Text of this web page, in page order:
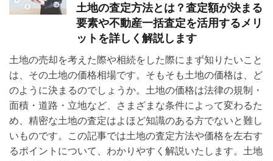
土地の査定方法とは？査定額が決まる
要素や不動産一括査定を活用するメリ
ットを詳しく解説します
土地の売却を考えた際や相続をした際にまず知りたいこと
は、その土地の価格相場です。そもそも土地の価格は、ど
のように決まるのでしょうか。土地の価格は法律の規制・
面積・道路・立地など、さまざまな条件によって変わるた
め、精密な土地の査定はよほど知識のある方でないと難し
いものです。この記事では土地の査定方法や価格を左右す
るポイントについて、わかりやすく解説いたします。土地